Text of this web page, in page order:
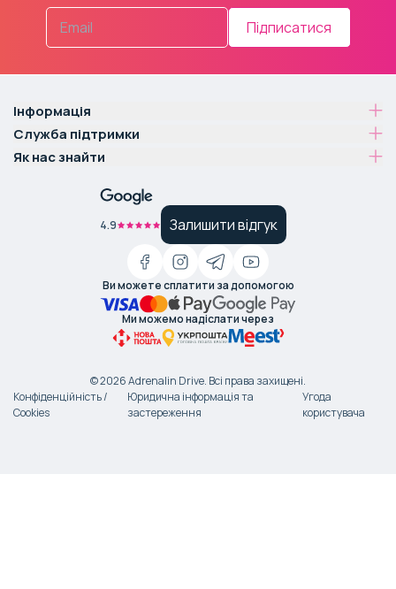
Підписатися
Інформація
Служба підтримки
Як нас знайти
4.9 Залишити відгук
Ви можете сплатити за допомогою
Ми можемо надіслати через
©2026Adrenalin Drive. Всі права захищені.
Конфіденційність /
Cookies
Юридична інформація та
застереження
Угода
користувача